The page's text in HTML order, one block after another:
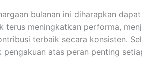
bulanan ini diharapkan
terus meningkatkan performa,
terbaik secara konsisten.
pengakuan atas peran penting